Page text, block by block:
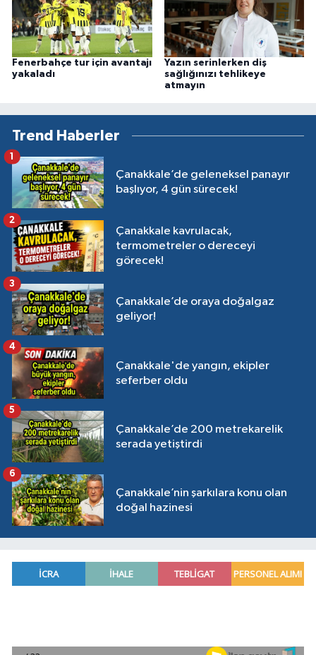
Fenerbahçe tur için avantajı
yakaladı
Yazın serinlerken diş
sağlığınızı tehlikeye
atmayın
Trend Haberler
Çanakkale’de geleneksel panayır
başlıyor, 4 gün sürecek!
1
Çanakkale kavrulacak,
termometreler o dereceyi
görecek!
2
Çanakkale’de oraya doğalgaz
geliyor!
3
Çanakkale'de yangın, ekipler
seferber oldu
4
Çanakkale’de 200 metrekarelik
serada yetiştirdi
5
Çanakkale’nin şarkılara konu olan
doğal hazinesi
6